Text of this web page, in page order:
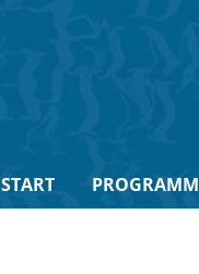
START PROGRAMM